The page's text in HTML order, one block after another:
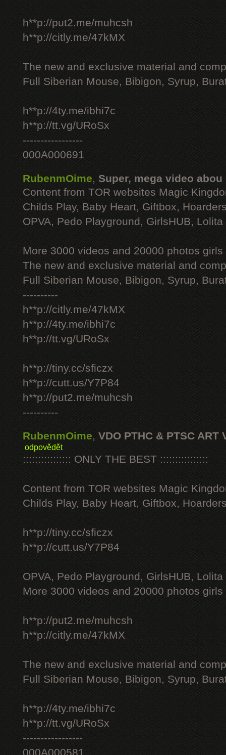
h**p://put2.me/muhcsh
h**p://citly.me/47kMX
The new and exclusive material and
Full Siberian Mouse, Bibigon, Syrup,
h**p://4ty.me/ibhi7c
h**p://tt.vg/URoSx
-----------------
000A000691
RubenmOime, Super, mega video abou
Content from TOR websites Magic
Childs Play, Baby Heart, Giftbox,
OPVA, Pedo Playground, GirlsHUB, Lolita
More 3000 videos and 20000 photos
The new and exclusive material and
Full Siberian Mouse, Bibigon, Syrup,
----------
h**p://citly.me/47kMX
h**p://4ty.me/ibhi7c
h**p://tt.vg/URoSx
h**p://tiny.cc/sficzx
h**p://cutt.us/Y7P84
h**p://put2.me/muhcsh
----------
RubenmOime, VDO PTHC & PTSC ART
odpovědět
:::::::::::::::: ONLY THE BEST ::::::::::::::::
Content from TOR websites Magic
Childs Play, Baby Heart, Giftbox,
h**p://tiny.cc/sficzx
h**p://cutt.us/Y7P84
OPVA, Pedo Playground, GirlsHUB, Lolita
More 3000 videos and 20000 photos
h**p://put2.me/muhcsh
h**p://citly.me/47kMX
The new and exclusive material and
Full Siberian Mouse, Bibigon, Syrup,
h**p://4ty.me/ibhi7c
h**p://tt.vg/URoSx
-----------------
000A000581